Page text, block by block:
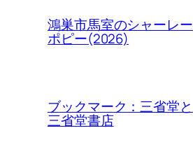
鴻巣市馬室のシャーレー
ポピー(2026)
ブックマーク：三省堂と
三省堂書店